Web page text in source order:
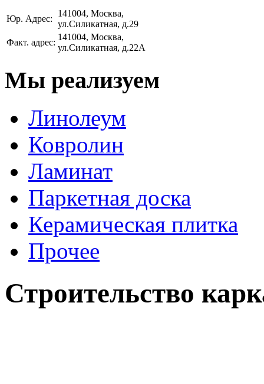
Юр. Адрес:
141004, Москва,
ул.Силикатная, д.29
Факт. адрес:
141004, Москва,
ул.Силикатная, д.22А
Мы реализуем
Линолеум
Ковролин
Ламинат
Паркетная доска
Керамическая плитка
Прочее
Строительство